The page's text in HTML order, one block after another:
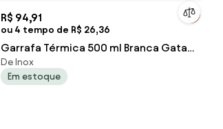
R$ 94,91
ou 4 tempo de R$ 26,36
Garrafa Térmica 500 ml Branca Gata
Gatinha Miau
De Inox
Em estoque